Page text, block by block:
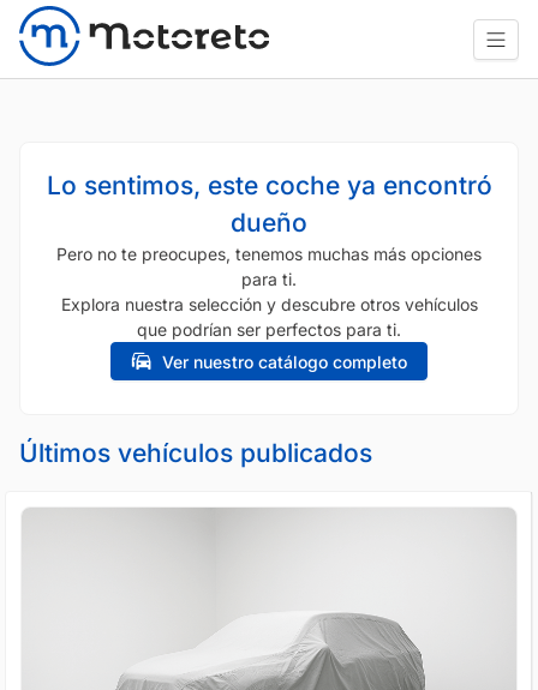
Lo sentimos, este coche ya encontró
dueño
Pero no te preocupes, tenemos muchas más opciones
para ti.
Explora nuestra selección y descubre otros vehículos
que podrían ser perfectos para ti.
Ver nuestro catálogo completo
Últimos vehículos publicados